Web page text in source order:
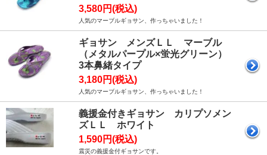
3,580円(税込)
人気のマーブルギョサン、作っちゃいました！
ギョサン メンズＬＬ マーブル
（メタルパープル×蛍光グリーン）
3本鼻緒タイプ
3,180円(税込)
人気のマーブルギョサン、作っちゃいました！
義援金付きギョサン カリプソメン
ズＬＬ ホワイト
1,590円(税込)
震災の義援金付ギョサンです。